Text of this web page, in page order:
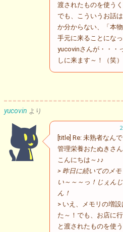
渡されたものを使うく
でも、こういうお話
か分からない、「本
手元に来ることにな
yucovinさんが・・・
しに来ます～！（笑）
yucovin より
[title] Re: 未熟者なん
管理栄養おたぬきさ
こんにちは～♪♪
> 昨日に続いてのメ
い～～～っ！じぇん
ん！
> いえ、メモリの増
た～！でも、お店に
と渡されたものを使う